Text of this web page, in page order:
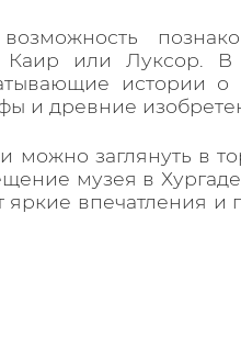
Каир или Луксор.
истории о
и древние
можно заглянуть в
музея в
яркие впечатления